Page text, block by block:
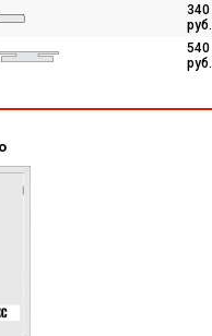
340
руб.
540
руб.